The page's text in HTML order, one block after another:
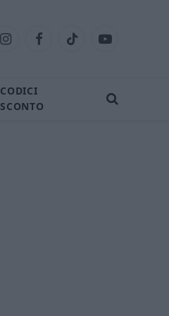
InstagramFacebookTikTok YouTube
CODICI
SCONTO